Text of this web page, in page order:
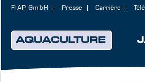
AQUACULTURE
FIAP GmbH Presse Carrière